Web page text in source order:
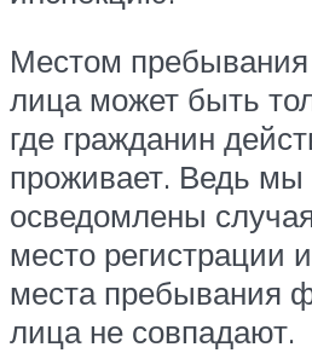
Местом пребывания
лица может быть
где гражданин
проживает. Ведь мы
осведомлены
место регистрации
места пребывания
лица не совпадают.